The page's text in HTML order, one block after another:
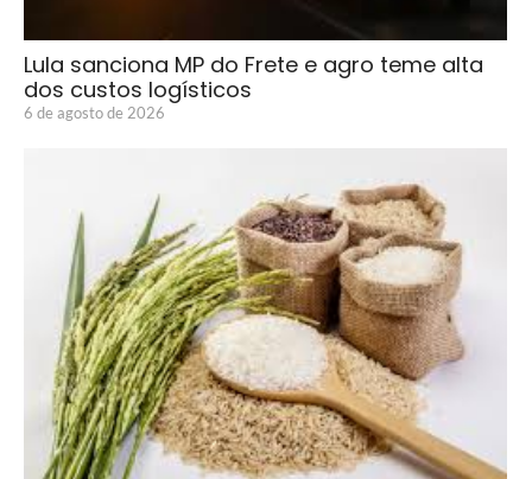
Lula sanciona MP do Frete e agro teme alta
dos custos logísticos
6 de agosto de 2026